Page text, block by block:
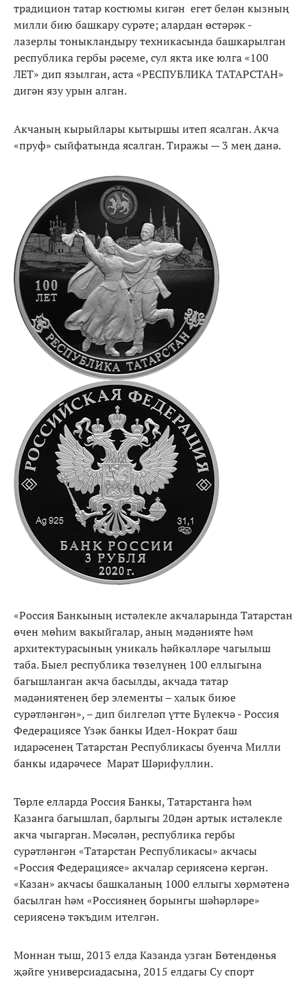
традицион татар костюмы кигән егет белән кызның
милли бию башкару сурәте; алардан өстәрәк -
лазерлы тоныкландыру техникасында башкарылган
республика гербы рәсеме, сул якта ике юлга «100
ЛЕТ» дип язылган, аста «РЕСПУБЛИКА ТАТАРСТАН»
дигән язу урын алган.
Акчаның кырыйлары кытыршы итеп ясалган. Акча
«пруф» сыйфатында ясалган. Тиражы — 3 мең данә.
«Россия Банкының истәлекле акчаларында Татарстан
өчен мөһим вакыйгалар, аның мәдәнияте һәм
архитектурасының уникаль һәйкәлләре чагылыш
таба. Быел республика төзелүнең 100 еллыгына
багышланган акча басылды, акчада татар
мәдәниятенең бер элементы – халык биюе
сурәтләнгән», – дип билгеләп үтте Бүлекчә - Россия
Федерациясе Үзәк банкы Идел-Нократ баш
идарәсенең Татарстан Республикасы буенча Милли
банкы идарәчесе Марат Шәрифуллин.
Төрле елларда Россия Банкы, Татарстанга һәм
Казанга багышлап, барлыгы 20дән артык истәлекле
акча чыгарган. Мәсәлән, республика гербы
сурәтләнгән «Татарстан Республикасы» акчасы
«Россия Федерациясе» акчалар сериясенә кергән.
«Казан» акчасы башкаланың 1000 еллыгы хөрмәтенә
басылган һәм «Россиянең борынгы шәһәрләре»
сериясенә тәкъдим ителгән.
Моннан тыш, 2013 елда Казанда узган Бөтендөнья
җәйге универсиадасына, 2015 елдагы Су спорт